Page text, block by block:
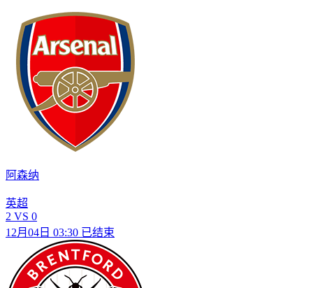
阿森纳
英超
2 VS 0
12月04日 03:30 已结束